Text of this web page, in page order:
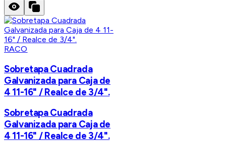
RACO
Sobretapa Cuadrada
Galvanizada para Caja de
4 11-16" / Realce de 3/4".
Sobretapa Cuadrada
Galvanizada para Caja de
4 11-16" / Realce de 3/4".